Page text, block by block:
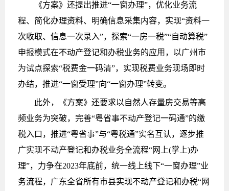
《方案》还提出推进“一窗办理”，优化业务流
程、简化办理资料、明确信息采集内容，实现“资料一
次收取、信息一次录入”，探索“一房一税”“自动算税”
申报模式在不动产登记和办税业务的应用，以广州市
为试点探索“税费金一码清”，实现税费业务现场即时
办结，推进“一窗受理”向“一窗办理”转变。
此外，《方案》还要求以自然人存量房交易等高
频业务为突破，完善“粤省事不动产登记一码通”的缴
税入口，推进“粤省事”与“粤税通”实名互认，逐步推
广实现不动产登记和办税业务全流程“网上(掌上)办
理”，力争在2023年底前，统一线上线下“一窗办理”业
务流程，广东全省所有市县实现不动产登记和办税“网